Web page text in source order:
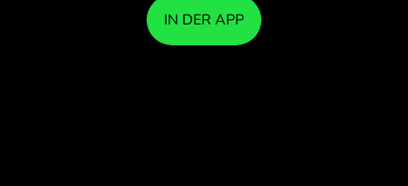
IN DER APP